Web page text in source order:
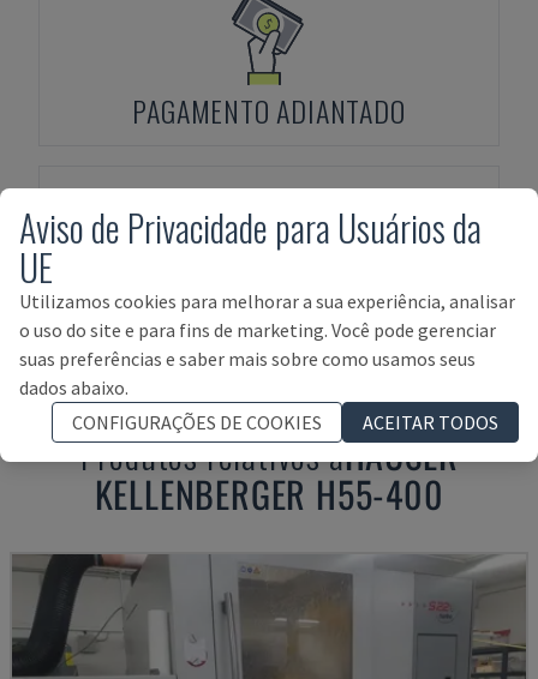
PAGAMENTO ADIANTADO
FINANCIAMENTO DE ACTIVOS
Produtos relativos aHAUSER
KELLENBERGER H55-400
Aviso de Privacidade para Usuários da
UE
Utilizamos cookies para melhorar a sua experiência, analisar
o uso do site e para fins de marketing. Você pode gerenciar
suas preferências e saber mais sobre como usamos seus
dados abaixo.
CONFIGURAÇÕES DE COOKIES
ACEITAR TODOS